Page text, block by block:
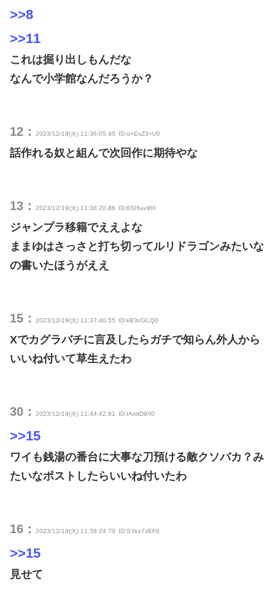
>>8
>>11
これは掘り出しもんだな
なんで小学館なんだろうか？
12： 2023/12/19(火) 11:36:05.40 ID:o+ExZ3+U0
話作れる奴と組んで次回作に期待やな
13： 2023/12/19(火) 11:36:20.86 ID:8SI6av9I0
ジャンプラ移籍でええよな
ままゆはさっさと打ち切ってルリドラゴンみたいな
の書いたほうがええ
15： 2023/12/19(火) 11:37:40.55 ID:kB3r/GLQ0
Xでカグラバチに言及したらガチで知らん外人から
いいね付いて草生えたわ
30： 2023/12/19(火) 11:44:42.81 ID:IAmtD9/I0
>>15
ワイも銭湯の番台に大事な刀預ける敵クソバカ？み
たいなポストしたらいいね付いたわ
16： 2023/12/19(火) 11:38:24.70 ID:SYez7zEF0
>>15
見せて